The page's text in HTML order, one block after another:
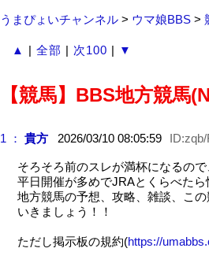
うまぴょいチャンネル> ウマ娘BBS>
▲ | 全部 | 次100 | ▼
【競馬】BBS地方競馬
1 ： 貴方2026/03/10 08:05:59
そろそろ前のスレが満杯になるので
平日開催が多めでJRAとくらべた
地方競馬の予想、攻略、雑談、こ
いきましょう！！
ただし掲示板の規約(https://